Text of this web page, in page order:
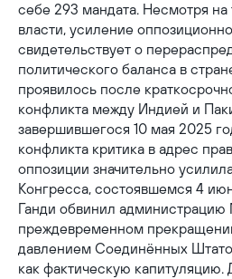
себе 293 мандата. Несмотря на
власти, усиление
свидетельствует о
политического баланса в
проявилось после
конфликта между Индией и
завершившегося 10 мая 2025
конфликта критика в адрес
оппозиции значительно
Конгресса, состоявшемся 4
Ганди обвинил
преждевременном
давлением Соединённых
как фактическую капитуляцию.